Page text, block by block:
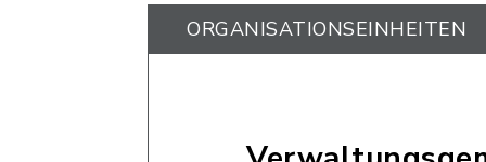
ORGANISATIONS­EINHEITEN